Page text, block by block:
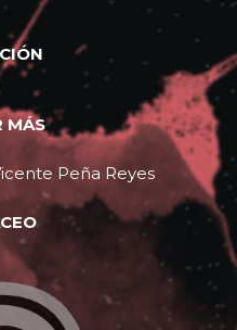
MÁS
Peña Reyes